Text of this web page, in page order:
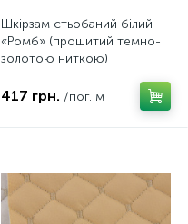
Шкірзам стьобаний білий
«Ромб» (прошитий темно-
золотою ниткою)
флізеліном, ширина 135см
417 грн. /пог. м